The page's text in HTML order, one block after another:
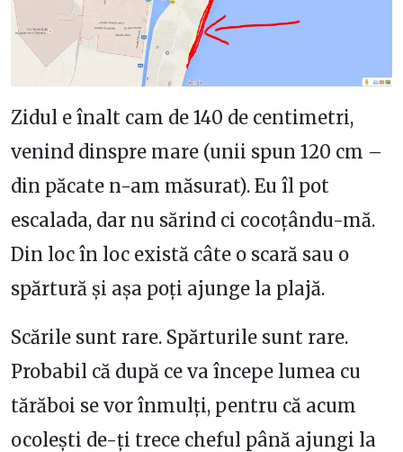
Zidul e înalt cam de 140 de centimetri,
venind dinspre mare (unii spun 120 cm –
din păcate n-am măsurat). Eu îl pot
escalada, dar nu sărind ci cocoțându-mă.
Din loc în loc există câte o scară sau o
spărtură și așa poți ajunge la plajă.
Scările sunt rare. Spărturile sunt rare.
Probabil că după ce va începe lumea cu
tărăboi se vor înmulți, pentru că acum
ocolești de-ți trece cheful până ajungi la